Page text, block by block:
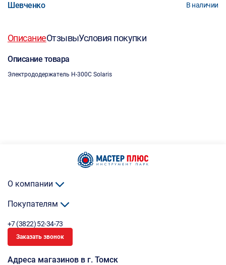
Шевченко В наличии
ОписаниеОтзывыУсловия покупки
Описание товара
Электрододержатель H-300C Solaris
О компании
Покупателям
+7 (3822) 52-34-73
Заказать звонок
Адреса магазинов в г. Томск